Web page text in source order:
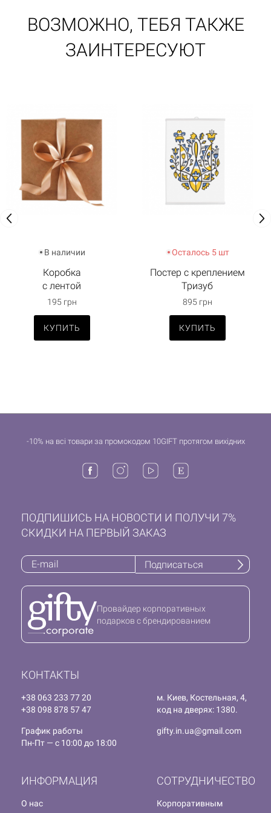
ВОЗМОЖНО, ТЕБЯ ТАКЖЕ
ЗАИНТЕРЕСУЮТ
В наличии
Коробка
с лентой
195 грн
КУПИТЬ
Осталось 5 шт
Постер с креплением
Тризуб
895 грн
КУПИТЬ
-10% на всі товари за промокодом 10GIFT протягом вихідних
КОНТАКТЫ
+38 063 233 77 20
+38 098 878 57 47
м. Киев, Костельная, 4,
код на дверях: 1380.
График работы
Пн-Пт — с 10:00 до 18:00
gifty.in.ua@gmail.com
СОТРУДНИЧЕСТВО
Корпоративным
ИНФОРМАЦИЯ
О нас
ПОДПИШИСЬ НА НОВОСТИ И ПОЛУЧИ 7%
СКИДКИ НА ПЕРВЫЙ ЗАКАЗ
Подписаться
Провайдер корпоративных
подарков с брендированием